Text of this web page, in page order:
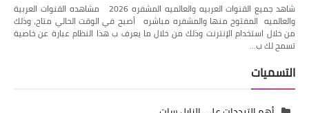
شاهد جميع القنوات العربيه والعالميه المشفره 2026 مشاهده القنوات العربية
والعالميه المفتوح منها والمشفره مباشره أصبح في الوقت الحالي متاح، وذلك
من خلال استخدام الإنترنت وذلك من خلال ما يعرف ب هذا النظام عبارة عن خاصية
تسمح لك ب…
التسميات